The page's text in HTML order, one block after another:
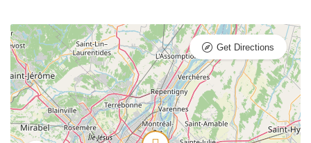
Get Directions